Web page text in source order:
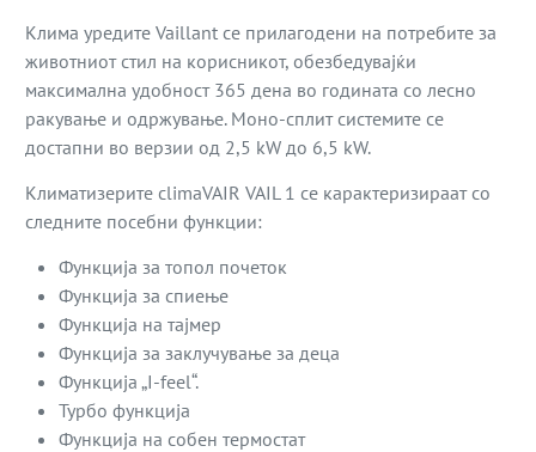
Клима уредите Vaillant се прилагодени на потребите за
животниот стил на корисникот, обезбедувајќи
максимална удобност 365 дена во годината со лесно
ракување и одржување. Моно-сплит системите се
достапни во верзии од 2,5 kW до 6,5 kW.
Климатизерите climaVAIR VAIL 1 се карактеризираат со
следните посебни функции:
Функција за топол почеток
Функција за спиење
Функција на тајмер
Функција за заклучување за деца
Функција „I-feel“.
Турбо функција
Функција на собен термостат